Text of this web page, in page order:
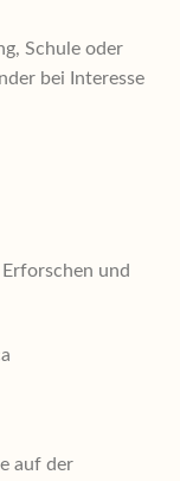
Schule oder
bei Interesse
und
auf der